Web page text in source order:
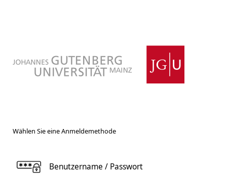
Wählen Sie eine Anmeldemethode
Benutzername / Passwort